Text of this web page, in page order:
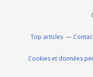
Top articles
Cookies et données